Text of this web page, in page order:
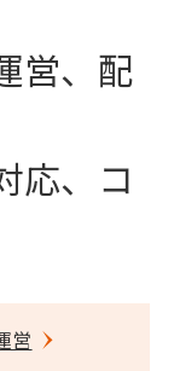
営、配
応、コ
営